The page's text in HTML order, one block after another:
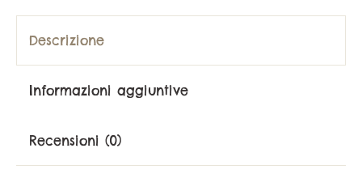
Descrizione
Informazioni aggiuntive
Recensioni (0)